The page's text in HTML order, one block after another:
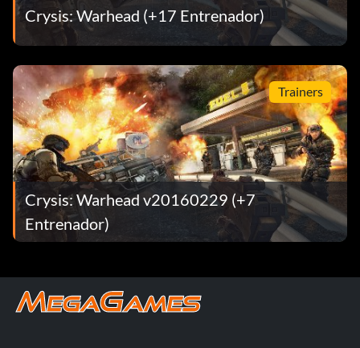
Crysis: Warhead (+17 Entrenador)
Trainers
Crysis: Warhead v20160229 (+7
Entrenador)